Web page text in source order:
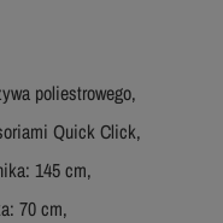
poliestrowego,
Quick Click,
145 cm,
70 cm,